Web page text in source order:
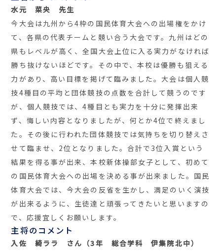
水元 菜央 先生
今大会は九州から4枠の国民体育大会への出場権をかけ
て、各県の代表チームと競い合う大会です。九州はどの
県もレベルが高く、全国大会上位に入る実力がなければ
勝ち抜けないほどです。その中で、本校は優勝も狙える
力があり、高い目標を掲げて臨みました。大会は個人競
技4種目の平均と団体競技の点数を合計して競うのです
が、個人競技では、4種目とも実力を十分に発揮出来
ず、悔しい内容となりましたが、何とか4位で終えまし
た。その後に行われた団体競技では気持ちを切り替えさ
せて臨ませ、2位となりました。合計で3位入賞という
結果を得る事が出来、本校新体操部女子として、初めて
の国民体育大会への出場を決める事が出来ました。国民
体育大会では、今大会の反省を生かし、満足のいく演技
が出来るように、生徒達と頑張ってきたいと思いますの
で、応援宜しくお願いします。
主将のコメント
入佐 綺ララ さん（3年 総合学科 伊集院北中）